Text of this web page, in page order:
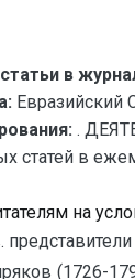
в
Евразийский
.
статей в
на
(1726-